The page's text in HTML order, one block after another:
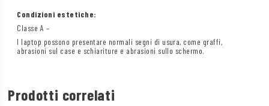
Condizioni estetiche:
Classe A –
I laptop possono presentare normali segni di usura, come graffi,
abrasioni sul case e schiariture e abrasioni sullo schermo.
Prodotti correlati